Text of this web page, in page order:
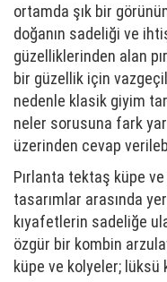
ortamda şık bir
doğanın sadeliği ve
güzelliklerinden alan
bir güzellik için
nedenle klasik giyim
neler sorusuna fark
üzerinden cevap
Pırlanta tektaş küpe
tasarımlar arasında
kıyafetlerin sadeliğe
özgür bir kombin
küpe ve kolyeler; lüksü